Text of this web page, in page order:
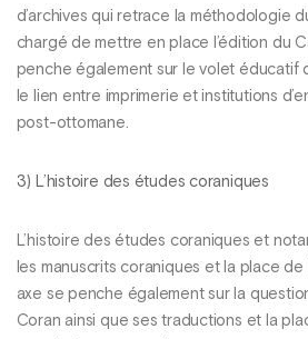
d’archives qui retrace la méthodologie
chargé de mettre en place l’édition du
penche également sur le volet éducatif
le lien entre imprimerie et institutions
post-ottomane.
3) L’histoire des études coraniques
L’histoire des études coraniques et
les manuscrits coraniques et la place de
axe se penche également sur la
Coran ainsi que ses traductions et la